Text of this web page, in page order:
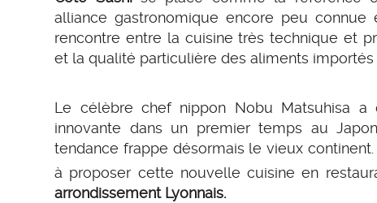
alliance gastronomique encore peu
rencontre entre la cuisine très technique et
et la qualité particulière des aliments importés
Le célèbre chef nippon Nobu Matsuhisa a
innovante dans un premier temps au
tendance frappe désormais le vieux
à proposer cette nouvelle cuisine en
arrondissement Lyonnais.